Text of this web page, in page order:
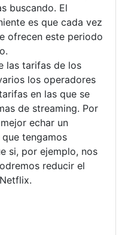
buscando. El
es que cada vez
ofrecen este periodo
las tarifas de los
los operadores
en las que se
de streaming. Por
echar un
tengamos
si, por ejemplo, nos
reducir el